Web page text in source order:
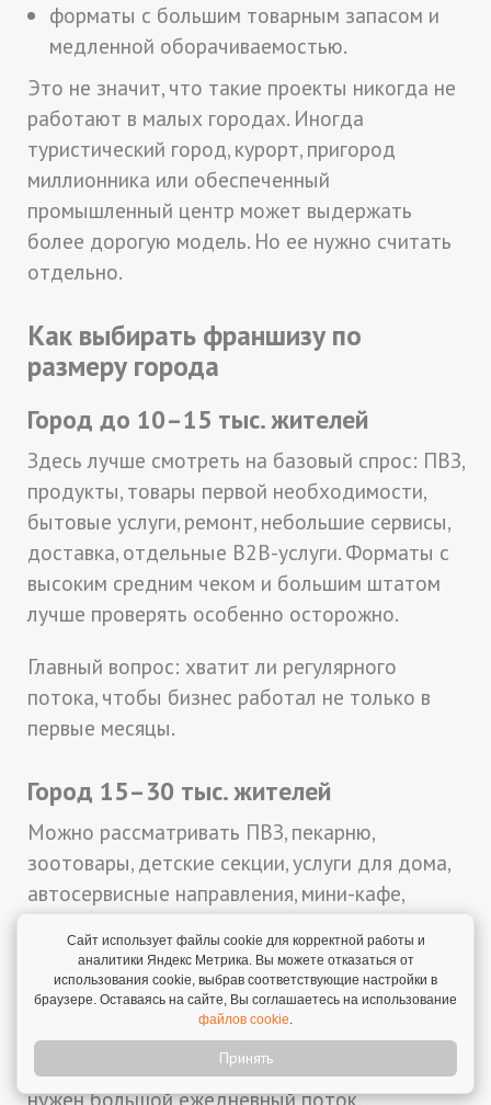
форматы с большим товарным запасом и
медленной оборачиваемостью.
Это не значит, что такие проекты никогда не
работают в малых городах. Иногда
туристический город, курорт, пригород
миллионника или обеспеченный
промышленный центр может выдержать
более дорогую модель. Но ее нужно считать
отдельно.
Как выбирать франшизу по
размеру города
Город до 10–15 тыс. жителей
Здесь лучше смотреть на базовый спрос: ПВЗ,
продукты, товары первой необходимости,
бытовые услуги, ремонт, небольшие сервисы,
доставка, отдельные B2B-услуги. Форматы с
высоким средним чеком и большим штатом
лучше проверять особенно осторожно.
Главный вопрос: хватит ли регулярного
потока, чтобы бизнес работал не только в
первые месяцы.
Город 15–30 тыс. жителей
Можно рассматривать ПВЗ, пекарню,
зоотовары, детские секции, услуги для дома,
автосервисные направления, мини-кафе,
клининг, коммерческие услуги.
Здесь уже появляется пространство для
нескольких ниш, но аудитория все еще
ограничена. Важно избегать проектов, где
нужен большой ежедневный поток.
Сайт использует файлы cookie для корректной работы и
аналитики Яндекс Метрика. Вы можете отказаться от
использования cookie, выбрав соответствующие настройки в
браузере. Оставаясь на сайте, Вы соглашаетесь на использование
файлов cookie.
Принять